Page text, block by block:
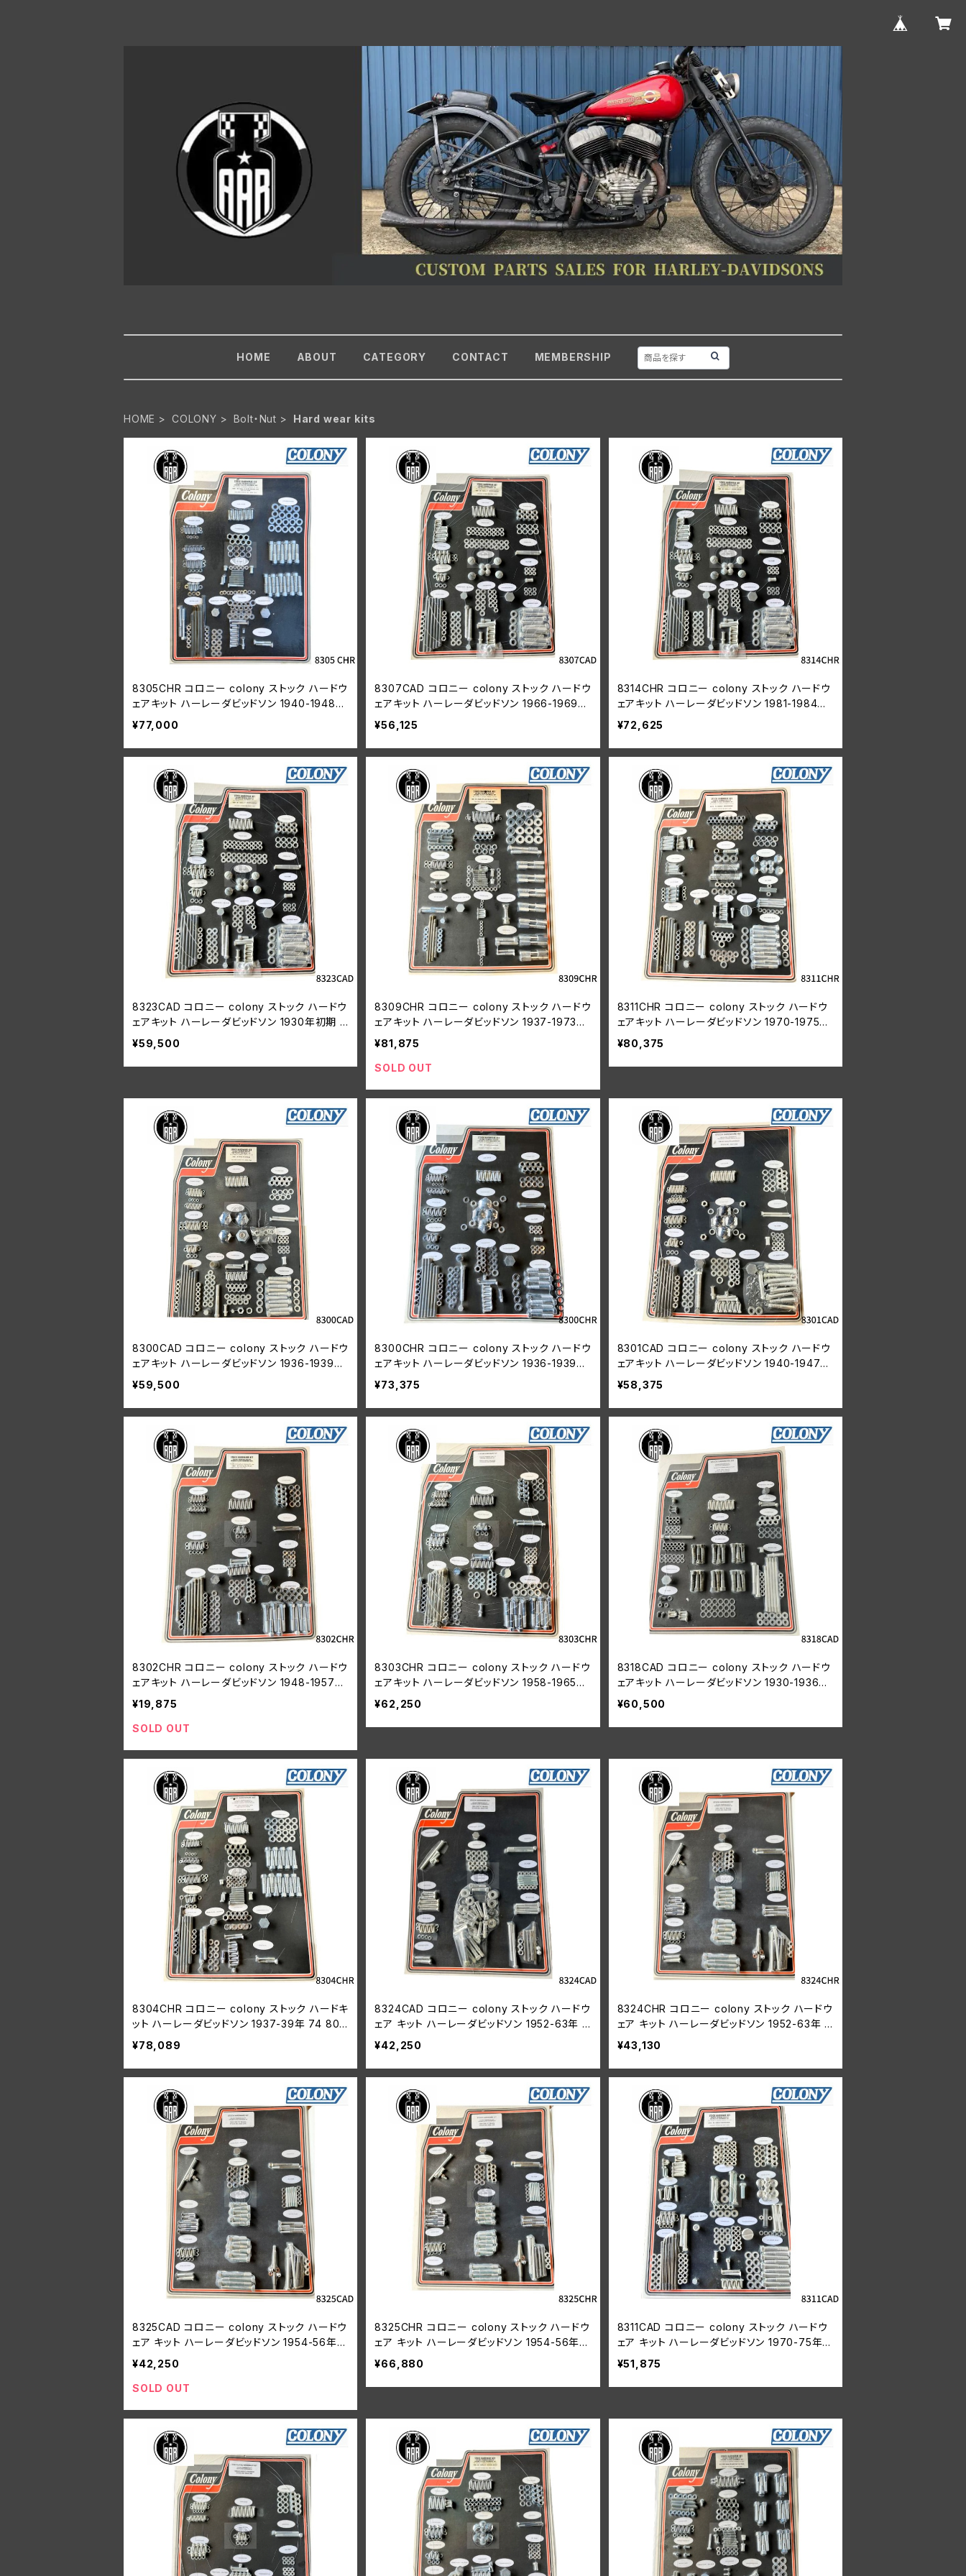
HOME ABOUT CATEGORY CONTACT MEMBERSHIP
HOME COLONY Bolt・Nut Hard wear kits
8305CHR コロニー colony ストック ハードウ
ェアキット ハーレーダビッドソン 1940-1948年
74/80 サイドバルブモデル
¥77,000
8307CAD コロニー colony ストック ハードウ
ェアキット ハーレーダビッドソン 1966-1969年
ショベルヘッド カドミウムメッキ
¥56,125
8314CHR コロニー colony ストック ハードウ
ェアキット ハーレーダビッドソン 1981-1984年
ショベルヘッド クロームメッキ
¥72,625
8323CAD コロニー colony ストック ハードウ
ェアキット ハーレーダビッドソン 1930年初期 V
L カドミウムメッキ
¥59,500
8309CHR コロニー colony ストック ハードウ
ェアキット ハーレーダビッドソン 1937-1973年
45 モデル アルミヘッド
¥81,875
SOLD OUT
8311CHR コロニー colony ストック ハードウ
ェアキット ハーレーダビッドソン 1970-1975年
ショベルヘッド
¥80,375
8300CAD コロニー colony ストック ハードウ
ェアキット ハーレーダビッドソン 1936-1939年
ナックルヘッド
¥59,500
8300CHR コロニー colony ストック ハードウ
ェアキット ハーレーダビッドソン 1936-1939年
ナックルヘッド
¥73,375
8301CAD コロニー colony ストック ハードウ
ェアキット ハーレーダビッドソン 1940-1947年
ナックルヘッド
¥58,375
8302CHR コロニー colony ストック ハードウ
ェアキット ハーレーダビッドソン 1948-1957年
パンヘッド
¥19,875
SOLD OUT
8303CHR コロニー colony ストック ハードウ
ェアキット ハーレーダビッドソン 1958-1965年
パンヘッド
¥62,250
8318CAD コロニー colony ストック ハードウ
ェアキット ハーレーダビッドソン 1930-1936年
VL
¥60,500
8304CHR コロニー colony ストック ハードキ
ット ハーレーダビッドソン 1937-39年 74 80
モデル
¥78,089
8324CAD コロニー colony ストック ハードウ
ェア キット ハーレーダビッドソン 1952-63年 K
モデル
¥42,250
8324CHR コロニー colony ストック ハードウ
ェア キット ハーレーダビッドソン 1952-63年 K
モデル
¥43,130
8325CAD コロニー colony ストック ハードウ
ェア キット ハーレーダビッドソン 1954-56年 K
モデル
¥42,250
SOLD OUT
8325CHR コロニー colony ストック ハードウ
ェア キット ハーレーダビッドソン 1954-56年 K
モデル
¥66,880
8311CAD コロニー colony ストック ハードウ
ェア キット ハーレーダビッドソン 1970-75年
ショベルヘッド
¥51,875